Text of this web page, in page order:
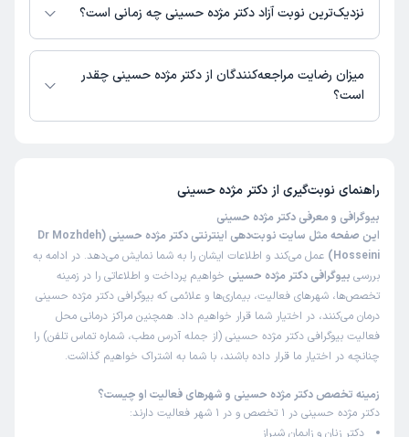
این پزشک را پیشنهاد میکنم
زمان انتظار:45-90 دقیقه
سلام کسی اطلاع داره دکتر کی میان ایران ؟ چون گفتن خارج از
کشون
علت مراجعه: درمان سندرم تخمدان پلی‌کیستیک (PCOS)
کاربر دکترتو
این پزشک را پیشنهاد میکنم
زمان انتظار:15-45 دقیقه
من بار دوم بود که مراجعه کردم از نظر برخورد بسیار عالی بودن
هم خانم منشی و هم خانم دکتر😍خانم دکتر واقعا جزو محدود
پزشکانی هستن که دارو و درمان اضافی که نیاز نباشه تجویز
نمیکنن ‌
علت مراجعه: درمان عفونت‌های دستگاه تناسلی زنان
دسترس نیست. برای دریافت اطلاعات دقیق‌تر، لطفاً با مطب تماس بگیرید.
نزدیک‌ترین نوبت آزاد دکتر مژده حسینی چه زمانی است؟
زمان نوبت‌دهی و پذیرش بیماران با هماهنگی مطب مشخص می‌شود.
میزان رضایت مراجعه‌کنندگان از دکتر مژده حسینی چقدر
است؟
راهنمای نوبت‌گیری از دکتر مژده حسینی
بیوگرافی و معرفی دکتر مژده حسینی
این صفحه مثل سایت نوبت‌دهی اینترنتی دکتر مژده حسینی (Dr Mozhdeh
Hosseini)
عمل می‌کند و اطلاعات ایشان را به شما نمایش می‌دهد. در ادامه به
بررسی بیوگرافی دکتر مژده حسینی خواهیم پرداخت و اطلاعاتی را در زمینه
تخصص‌ها، شهرهای فعالیت، بیماری‌ها و علائمی که بیوگرافی دکتر مژده حسینی
درمان می‌کنند، در اختیار شما قرار خواهیم داد. همچنین مراکز درمانی محل
فعالیت بیوگرافی دکتر مژده حسینی (از جمله آدرس مطب، شماره تماس تلفن) را
چنانچه در اختیار ما قرار داده باشند، با شما به اشتراک خواهیم گذاشت.
زمینه تخصص دکتر مژده حسینی و شهرهای فعالیت او چیست؟
دکتر مژده حسینی در 1 تخصص و در 1 شهر فعالیت دارند:
دکتر زنان و زایمان شیراز